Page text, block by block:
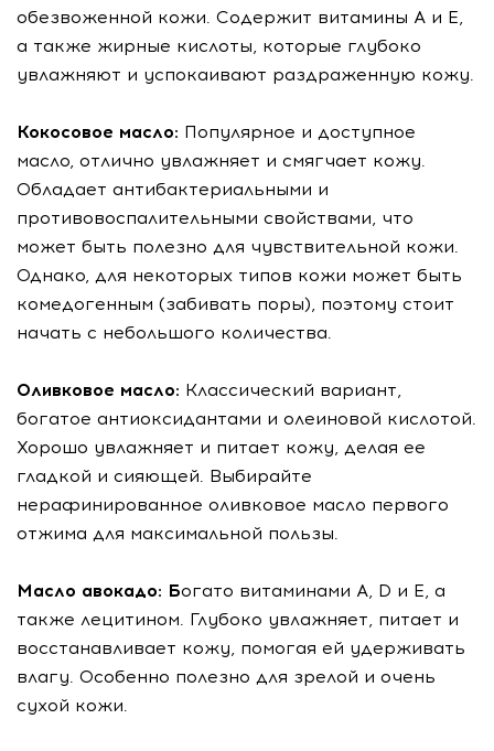
обезвоженной кожи. Содержит витамины A и E,
а также жирные кислоты, которые глубоко
увлажняют и успокаивают раздраженную кожу.
Кокосовое масло: Популярное и доступное
масло, отлично увлажняет и смягчает кожу.
Обладает антибактериальными и
противовоспалительными свойствами, что
может быть полезно для чувствительной кожи.
Однако, для некоторых типов кожи может быть
комедогенным (забивать поры), поэтому стоит
начать с небольшого количества.
Оливковое масло: Классический вариант,
богатое антиоксидантами и олеиновой кислотой.
Хорошо увлажняет и питает кожу, делая ее
гладкой и сияющей. Выбирайте
нерафинированное оливковое масло первого
отжима для максимальной пользы.
Масло авокадо: Богато витаминами A, D и E, а
также лецитином. Глубоко увлажняет, питает и
восстанавливает кожу, помогая ей удерживать
влагу. Особенно полезно для зрелой и очень
сухой кожи.